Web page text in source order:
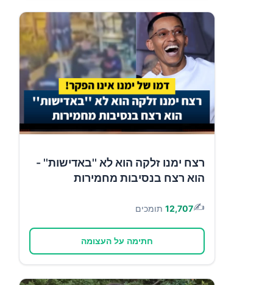
רצח ימנו זלקה הוא לא ''באדישות'' -
הוא רצח בנסיבות מחמירות
✍️
12,707 תומכים
חתימה על העצומה